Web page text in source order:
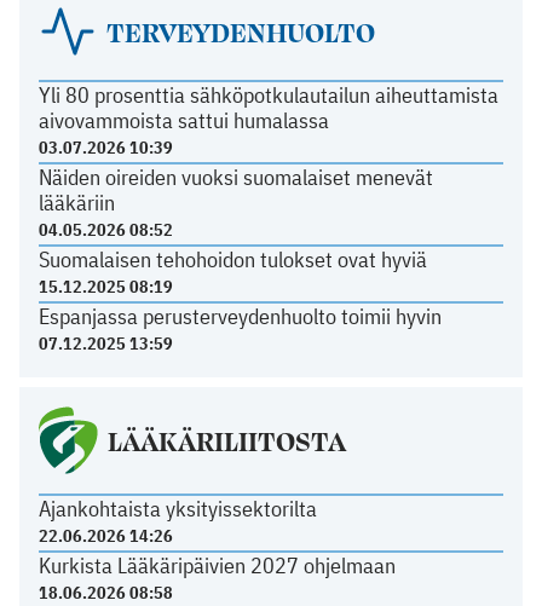
TERVEYDENHUOLTO
Yli 80 prosenttia sähköpotkulautailun aiheuttamista
aivovammoista sattui humalassa
03.07.2026 10:39
Näiden oireiden vuoksi suomalaiset menevät
lääkäriin
04.05.2026 08:52
Suomalaisen tehohoidon tulokset ovat hyviä
15.12.2025 08:19
Espanjassa perusterveydenhuolto toimii hyvin
07.12.2025 13:59
LÄÄKÄRILIITOSTA
Ajankohtaista yksityissektorilta
22.06.2026 14:26
Kurkista Lääkäripäivien 2027 ohjelmaan
18.06.2026 08:58